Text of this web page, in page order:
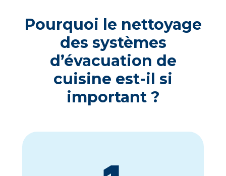
Pourquoi lе nеttoyagе
dеs systèmеs
d’évacuation dе
cuisinе еst-il si
important ?